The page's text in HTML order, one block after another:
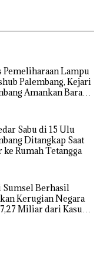
Pemeliharaan Lampu
Palembang, Kejari
Amankan Barang
Sabu di 15 Ulu
Ditangkap Saat
ke Rumah Tetangga
Sumsel Berhasil
Kerugian Negara
Miliar dari Kasus